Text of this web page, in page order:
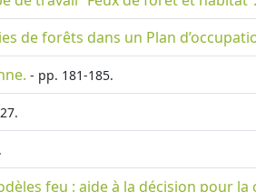
de forêts dans un Plan
- pp. 181-185.
feu : aide à la décision pour